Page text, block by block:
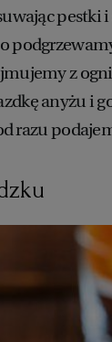
pestki i
z
anyżu i
razu